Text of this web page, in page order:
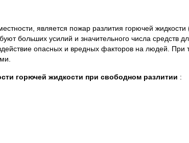
является пожар разлития горючей
больших усилий и значительного числа средств
опасных и вредных факторов на людей. При
горючей жидкости при свободном разлитии :